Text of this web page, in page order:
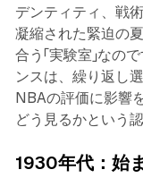
デンティティ、戦
凝縮された緊迫の
合う「実験室」な
ンスは、繰り返し
NBAの評価に影響
どう見るかという
1930年代：始